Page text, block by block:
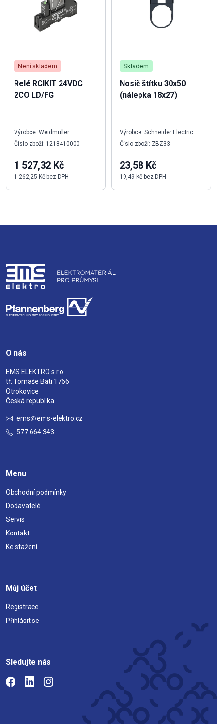
Není skladem
Relé RCIKIT 24VDC
2CO LD/FG
Výrobce: Weidmüller
Číslo zboží: 1218410000
1 527,32 Kč
1 262,25 Kč bez DPH
Skladem
Nosič štítku 30x50
(nálepka 18x27)
Výrobce: Schneider Electric
Číslo zboží: ZBZ33
23,58 Kč
19,49 Kč bez DPH
O nás
EMS ELEKTRO s.r.o.
tř. Tomáše Bati 1766
Otrokovice
Česká republika
ems
ems-elektro.cz
577 664 343
Menu
Obchodní podmínky
Dodavatelé
Servis
Kontakt
Ke stažení
Můj účet
Registrace
Přihlásit se
Sledujte nás